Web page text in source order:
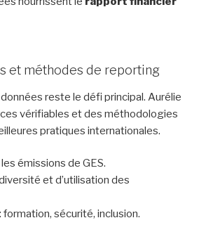
et méthodes de reporting
reste le défi principal. Aurélie
vérifiables et des méthodologies
pratiques internationales.
émissions de GES.
et d’utilisation des
formation, sécurité, inclusion.